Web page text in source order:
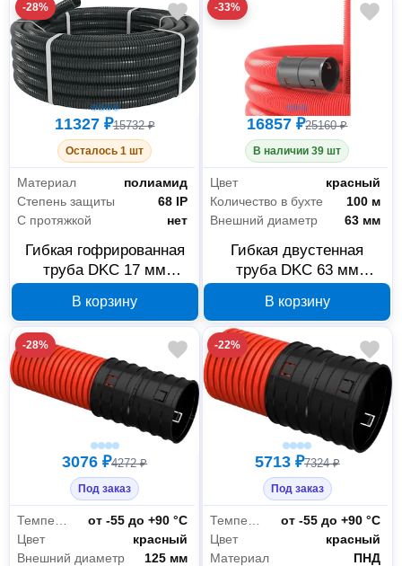
-28%
11327 ₽15732 ₽
Осталось 1 шт
Материал
полиамид
Степень защиты
68 IP
С протяжкой
нет
Гибкая гофрированная
труба DKC 17 мм
В корзину
-33%
16857 ₽25160 ₽
В наличии 39 шт
Цвет
красный
Количество в бухте
100 м
Внешний диаметр
63 мм
Гибкая двустенная
труба DKC 63 мм
121963100
В корзину
-28%
3076 ₽4272 ₽
Под заказ
Температура эксплуатации
от -55 до +90 °С
Цвет
красный
Внешний диаметр
125 мм
-22%
5713 ₽7324 ₽
Под заказ
Температура эксплуатации
от -55 до +90 °С
Цвет
красный
Материал
ПНД